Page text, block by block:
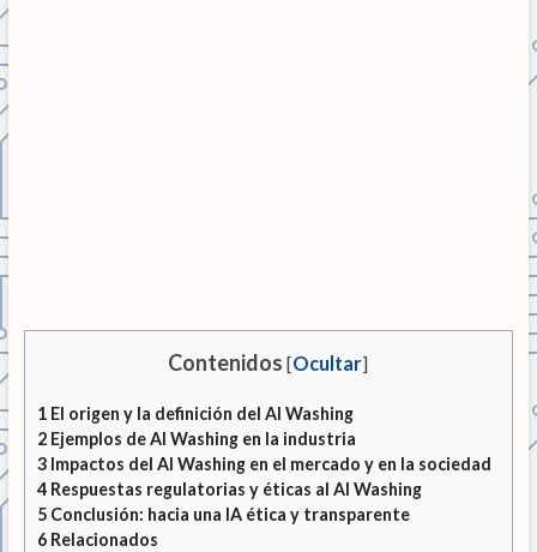
Contenidos [Ocultar]
1El origen y la definición del AI Washing
2Ejemplos de AI Washing en la industria
3Impactos del AI Washing en el mercado y en la sociedad
4Respuestas regulatorias y éticas al AI Washing
5Conclusión: hacia una IA ética y transparente
6Relacionados